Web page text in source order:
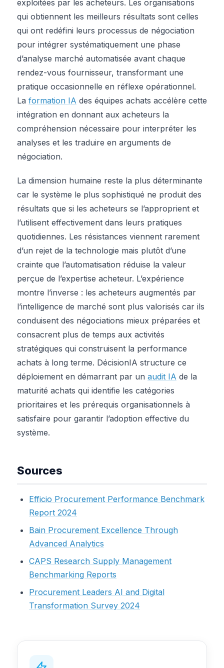
exploitées par les acheteurs. Les organisations
qui obtiennent les meilleurs résultats sont celles
qui ont redéfini leurs processus de négociation
pour intégrer systématiquement une phase
d’analyse marché automatisée avant chaque
rendez-vous fournisseur, transformant une
pratique occasionnelle en réflexe opérationnel.
La formation IA des équipes achats accélère cette
intégration en donnant aux acheteurs la
compréhension nécessaire pour interpréter les
analyses et les traduire en arguments de
négociation.
La dimension humaine reste la plus déterminante
car le système le plus sophistiqué ne produit des
résultats que si les acheteurs se l’approprient et
l’utilisent effectivement dans leurs pratiques
quotidiennes. Les résistances viennent rarement
d’un rejet de la technologie mais plutôt d’une
crainte que l’automatisation réduise la valeur
perçue de l’expertise acheteur. L’expérience
montre l’inverse : les acheteurs augmentés par
l’intelligence de marché sont plus valorisés car ils
conduisent des négociations mieux préparées et
consacrent plus de temps aux activités
stratégiques qui construisent la performance
achats à long terme. DécisionIA structure ce
déploiement en démarrant par un audit IA de la
maturité achats qui identifie les catégories
prioritaires et les prérequis organisationnels à
satisfaire pour garantir l’adoption effective du
système.
Sources
Efficio Procurement Performance Benchmark
Report 2024
Bain Procurement Excellence Through
Advanced Analytics
CAPS Research Supply Management
Benchmarking Reports
Procurement Leaders AI and Digital
Transformation Survey 2024